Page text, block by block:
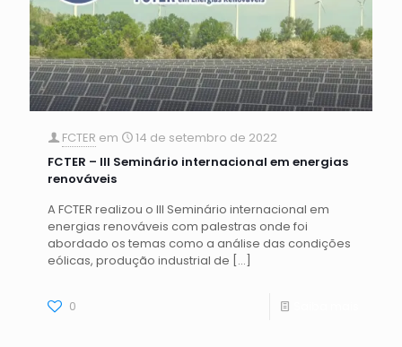
FCTER em
14 de setembro de 2022
FCTER – III Seminário internacional em energias
renováveis
A FCTER realizou o III Seminário internacional em
energias renováveis com palestras onde foi
abordado os temas como a análise das condições
eólicas, produção industrial de […]
0